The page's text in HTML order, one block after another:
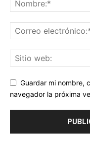
Guardar mi nombre,
navegador la próxima